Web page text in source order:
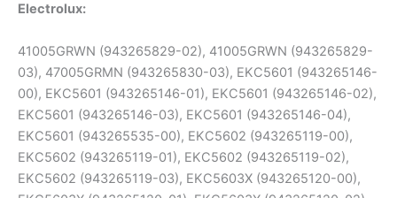
Electrolux:
41005GRWN (943265829-02), 41005GRWN (943265829-
03), 47005GRMN (943265830-03), EKC5601 (943265146-
00), EKC5601 (943265146-01), EKC5601 (943265146-02),
EKC5601 (943265146-03), EKC5601 (943265146-04),
EKC5601 (943265535-00), EKC5602 (943265119-00),
EKC5602 (943265119-01), EKC5602 (943265119-02),
EKC5602 (943265119-03), EKC5603X (943265120-00),